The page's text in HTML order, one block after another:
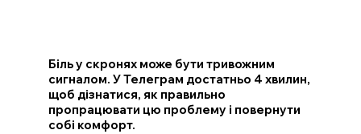
Біль у скронях може бути тривожним
сигналом. У Телеграм достатньо 4 хвилин,
щоб дізнатися, як правильно
пропрацювати цю проблему і повернути
собі комфорт.